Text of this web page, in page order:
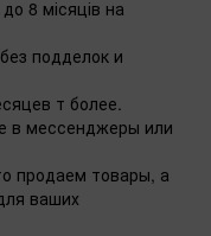
8 місяців на
подделок и
т более.
в мессенджеры или
продаем товары, а
ваших